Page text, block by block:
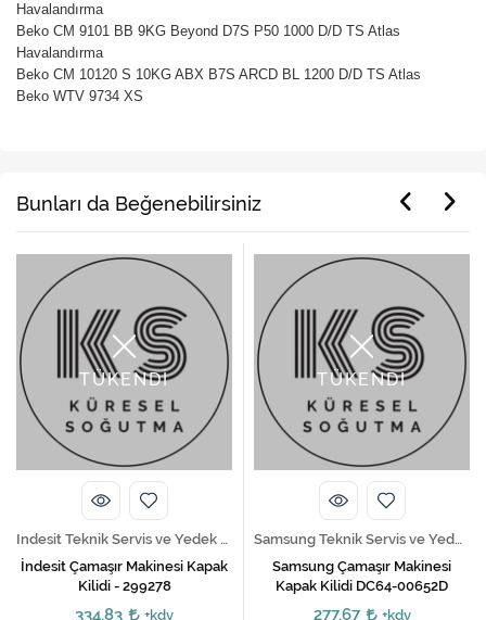
Havalandırma
Beko CM 9101 BB 9KG Beyond D7S P50 1000 D/D TS Atlas
Havalandırma
Beko CM 10120 S 10KG ABX B7S ARCD BL 1200 D/D TS Atlas
Beko WTV 9734 XS
Bunları da Beğenebilirsiniz
TÜKENDİ
Indesit Teknik Servis ve Yedek Parça Hizmetleri
İndesit Çamaşır Makinesi Kapak
Kilidi - 299278
334,83 +kdv
TÜKENDİ
Samsung Teknik Servis ve Yedek Parça Hizmetleri
Samsung Çamaşır Makinesi
Kapak Kilidi DC64-00652D
277,67 +kdv